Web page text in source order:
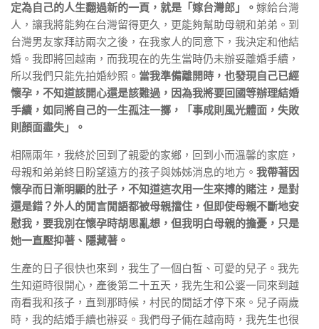
定為自己的人生翻過新的一頁，就是「嫁台灣郎」。 嫁給台灣
人，讓我將能夠在台灣留得更久，更能夠幫助母親和弟弟。到
台灣男友家拜訪兩次之後，在我家人的同意下，我決定和他結
婚。我即將回越南，而我現在的先生當時仍未辦妥離婚手續，
所以我們只能先拍婚紗照。 當我準備離開時，也發現自己已經
懷孕，不知道該開心還是該難過，因為我將要回國等辦理結婚
手續，如同將自己的一生孤注一擲，「事成則風光體面，失敗
則顏面盡失」。
相隔兩年，我終於回到了親愛的家鄉，回到小而溫馨的家庭，
母親和弟弟終日盼望遠方的孩子與姊姊消息的地方。 我帶著因
懷孕而日漸明顯的肚子，不知道這次用一生來搏的賭注，是對
還是錯？外人的閒言閒語都被母親擋住，但即使母親不斷地安
慰我，要我別在懷孕時胡思亂想，但我明白母親的擔憂，只是
她一直壓抑著、隱藏著。
生產的日子很快也來到，我生了一個白皙、可愛的兒子。我先
生知道時很開心，產後第二十五天，我先生和公婆一同來到越
南看我和孩子，直到那時候，村民的閒話才停下來。兒子兩歲
時，我的結婚手續也辦妥。我們母子倆在越南時，我先生也很